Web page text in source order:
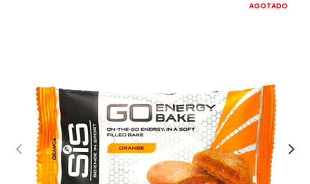
AGOTADO